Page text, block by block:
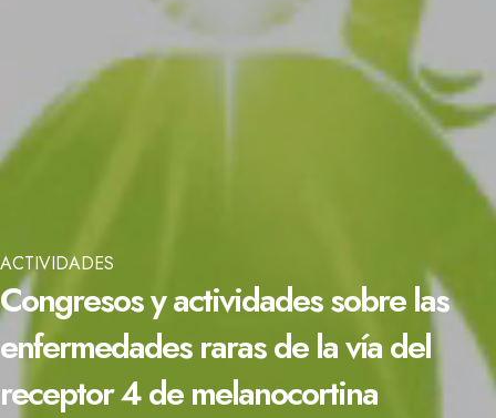
ACTIVIDADES
Congresos y actividades sobre las
enfermedades raras de la vía del
receptor 4 de melanocortina